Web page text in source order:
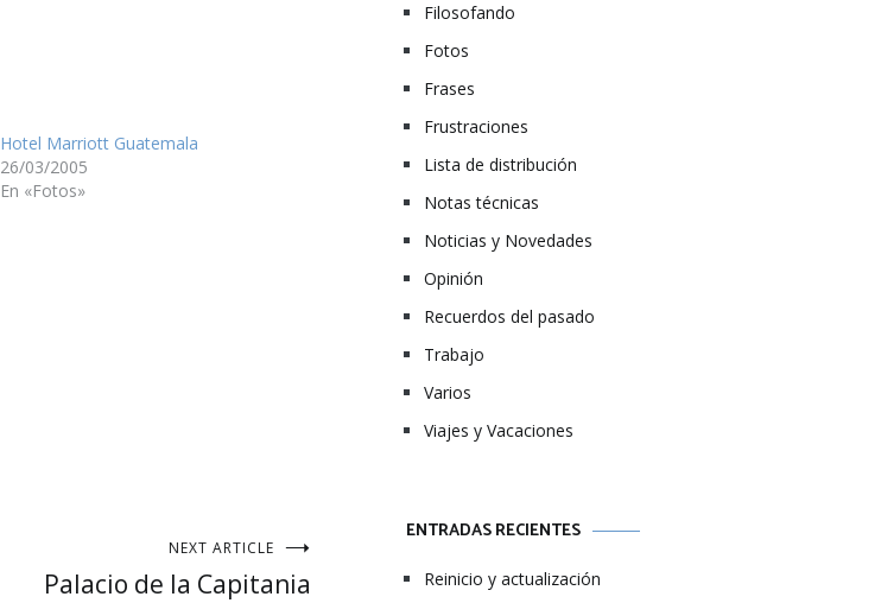
Hotel Marriott Guatemala
26/03/2005
En «Fotos»
NEXT ARTICLE
Palacio de la Capitania
Filosofando
Fotos
Frases
Frustraciones
Lista de distribución
Notas técnicas
Noticias y Novedades
Opinión
Recuerdos del pasado
Trabajo
Varios
Viajes y Vacaciones
ENTRADAS RECIENTES
Reinicio y actualización